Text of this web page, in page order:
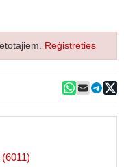
Reģistrēties
(6011)